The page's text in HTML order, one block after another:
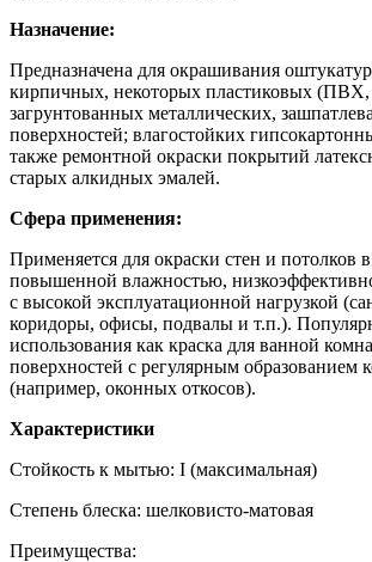
Назначение:
Предназначена для окрашивания
кирпичных, некоторых пластиковых (ПВХ,
загрунтованных металлических,
поверхностей; влагостойких
также ремонтной окраски покрытий
старых алкидных эмалей.
Сфера применения:
Применяется для окраски стен и потолков
повышенной влажностью,
с высокой эксплуатационной нагрузкой
коридоры, офисы, подвалы и т.п.).
использования как краска для ванной
поверхностей с регулярным образованием
(например, оконных откосов).
Характеристики
Стойкость к мытью: I (максимальная)
Степень блеска: шелковисто-матовая
Преимущества: